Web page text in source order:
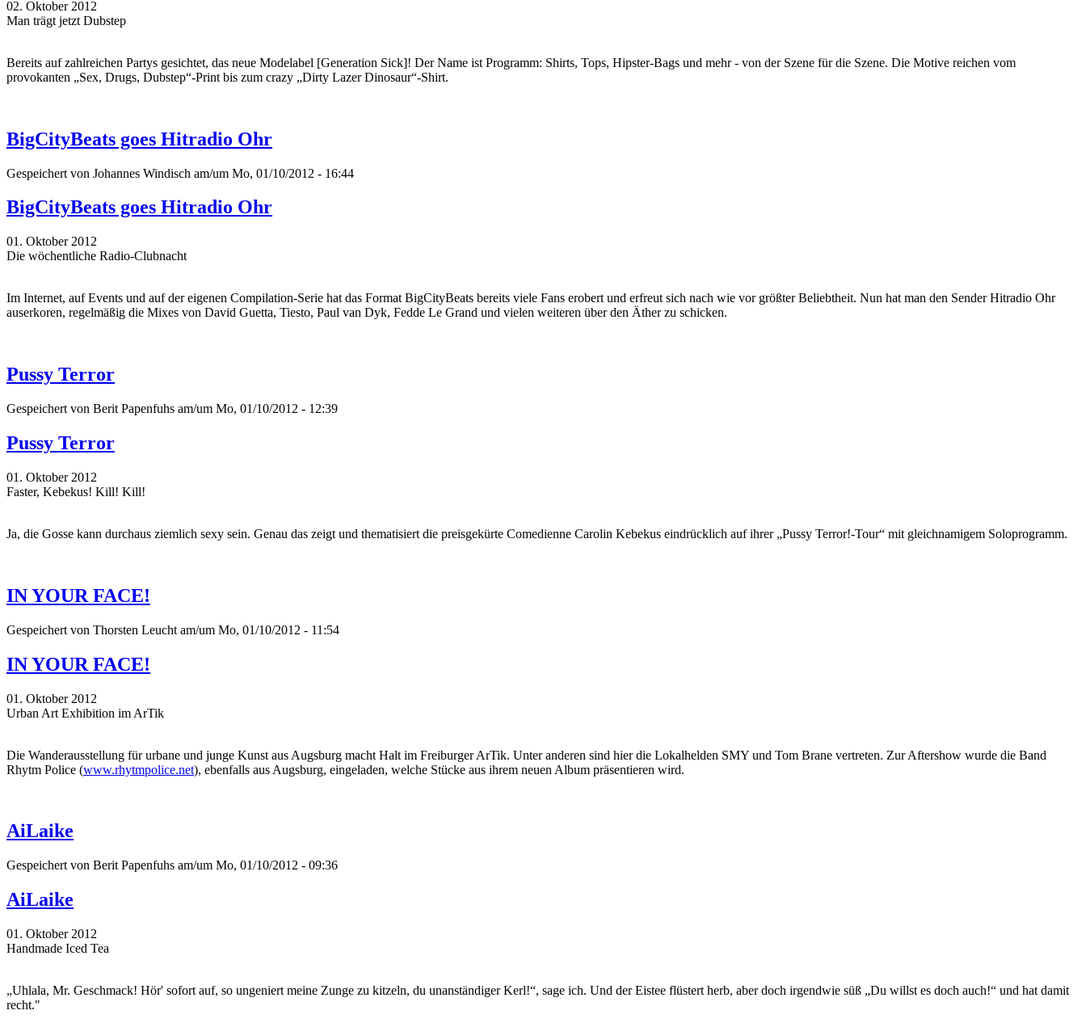
02. Oktober 2012
Man trägt jetzt Dubstep
Bereits auf zahlreichen Partys gesichtet, das neue Modelabel [Generation Sick]! Der Name ist Programm: Shirts, Tops, Hipster-Bags und mehr - von der Szene für die Szene. Die Motive reichen vom
provokanten „Sex, Drugs, Dubstep“-Print bis zum crazy „Dirty Lazer Dinosaur“-Shirt.
BigCityBeats goes Hitradio Ohr
Gespeichert von Johannes Windisch am/um Mo, 01/10/2012 - 16:44
BigCityBeats goes Hitradio Ohr
01. Oktober 2012
Die wöchentliche Radio-Clubnacht
Im Internet, auf Events und auf der eigenen Compilation-Serie hat das Format BigCityBeats bereits viele Fans erobert und erfreut sich nach wie vor größter Beliebtheit. Nun hat man den Sender Hitradio Ohr
auserkoren, regelmäßig die Mixes von David Guetta, Tiesto, Paul van Dyk, Fedde Le Grand und vielen weiteren über den Äther zu schicken.
Pussy Terror
Gespeichert von Berit Papenfuhs am/um Mo, 01/10/2012 - 12:39
Pussy Terror
01. Oktober 2012
Faster, Kebekus! Kill! Kill!
Ja, die Gosse kann durchaus ziemlich sexy sein. Genau das zeigt und thematisiert die preisgekürte Comedienne Carolin Kebekus eindrücklich auf ihrer „Pussy Terror!-Tour“ mit gleichnamigem Soloprogramm.
IN YOUR FACE!
Gespeichert von Thorsten Leucht am/um Mo, 01/10/2012 - 11:54
IN YOUR FACE!
01. Oktober 2012
Urban Art Exhibition im ArTik
Die Wanderausstellung für urbane und junge Kunst aus Augsburg macht Halt im Freiburger ArTik. Unter anderen sind hier die Lokalhelden SMY und Tom Brane vertreten. Zur Aftershow wurde die Band
Rhytm Police (www.rhytmpolice.net), ebenfalls aus Augsburg, eingeladen, welche Stücke aus ihrem neuen Album präsentieren wird.
AiLaike
Gespeichert von Berit Papenfuhs am/um Mo, 01/10/2012 - 09:36
AiLaike
01. Oktober 2012
Handmade Iced Tea
„Uhlala, Mr. Geschmack! Hör' sofort auf, so ungeniert meine Zunge zu kitzeln, du unanständiger Kerl!“, sage ich. Und der Eistee flüstert herb, aber doch irgendwie süß „Du willst es doch auch!“ und hat damit
recht."